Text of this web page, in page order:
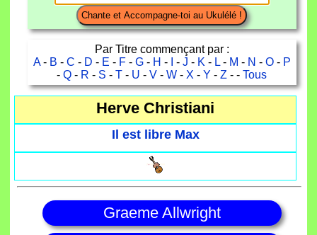
Par Titre commençant par :
A- B - C - D - E - F- G- H - - J - K - L- M - N - O- P
-Q - R - S -T - U -V -W - X -Y -Z - -Tous
Herve Christiani
Il est libre Max
Graeme Allwright